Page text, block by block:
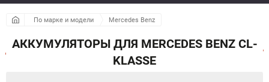
По марке и модели Mercedes Benz
АККУМУЛЯТОРЫ ДЛЯ MERCEDES BENZ CL-
KLASSE